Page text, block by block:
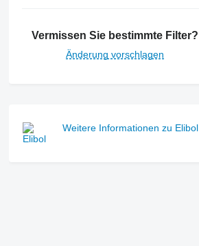
Vermissen Sie bestimmte Filter?
Änderung vorschlagen
Weitere Informationen zu Elibol